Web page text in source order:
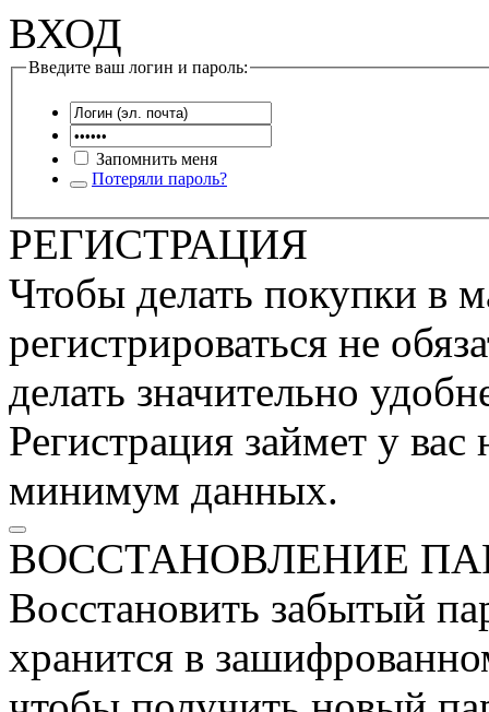
ВХОД
Введите ваш логин и пароль:
Запомнить меня
Потеряли пароль?
РЕГИСТРАЦИЯ
Чтобы делать покупки в
регистрироваться не
делать значительно
Регистрация займет у
минимум данных.
ВОССТАНОВЛЕНИЕ
Восстановить забытый
хранится в